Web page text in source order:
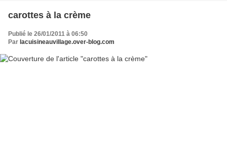
carottes à la crème
Publié le 26/01/2011 à 06:50
Par lacuisineauvillage.over-blog.com